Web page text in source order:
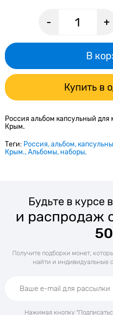
- +
В
Купить в
Россия альбом капсульный для
Крым.
Теги: Россия альбом
Крым. Альбомы наборы
Будьте в курсе
и распродаж
Получите подборки монет,
найти и индивидуальные
Нажимая кнопку